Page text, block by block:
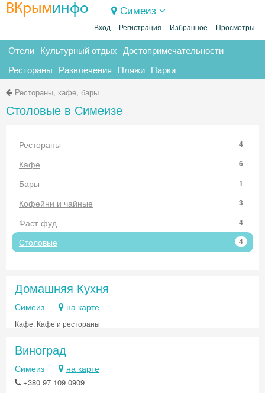
ВКрыминфо Симеиз
Вход Регистрация Избранное Просмотры
Отели Культурный отдых Достопримечательности
Рестораны Развлечения Пляжи Парки
Рестораны, кафе, бары
Столовые в Симеизе
Рестораны 4
Кафе 6
Бары 1
Кофейни и чайные 3
Фаст-фуд 4
Столовые 4
Домашняя Кухня
Симеиз на карте
Кафе, Кафе и рестораны
Виноград
Симеиз на карте
+380 97 109 0909